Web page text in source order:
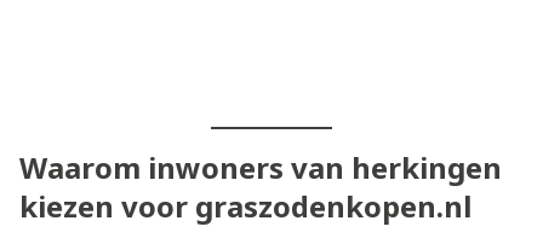
Waarom inwoners van herkingen
kiezen voor graszodenkopen.nl